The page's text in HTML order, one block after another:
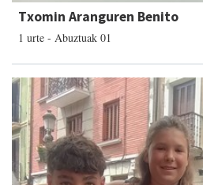
Txomin Aranguren Benito
1 urte - Abuztuak 01